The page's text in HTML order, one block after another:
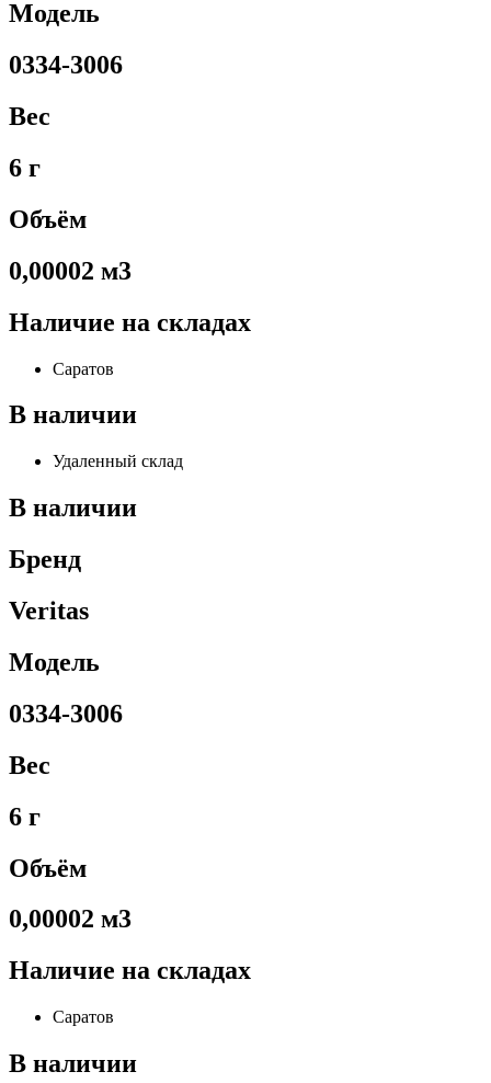
Модель
0334-3006
Вес
6 г
Объём
0,00002 м3
Наличие на складах
Саратов
В наличии
Удаленный склад
В наличии
Бренд
Veritas
Модель
0334-3006
Вес
6 г
Объём
0,00002 м3
Наличие на складах
Саратов
В наличии